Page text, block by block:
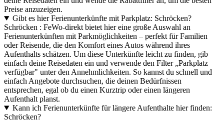
Preise anzuzeigen.
Gibt es hier Ferienunterkünfte mit Parkplatz: Schröcken?
Schröcken : FeWo-direkt bietet hier eine große Auswahl an
Ferienunterkünften mit Parkmöglichkeiten – perfekt für Familien
oder Reisende, die den Komfort eines Autos während ihres
Aufenthalts schätzen. Um diese Unterkünfte leicht zu finden, gib
einfach deine Reisedaten ein und verwende den Filter „Parkplatz
verfügbar" unter den Annehmlichkeiten. So kannst du schnell und
einfach Angebote durchsuchen, die deinen Bedürfnissen
entsprechen, egal ob du einen Kurztrip oder einen längeren
Aufenthalt planst.
Kann ich Ferienunterkünfte für längere Aufenthalte hier finden:
Schröcken?